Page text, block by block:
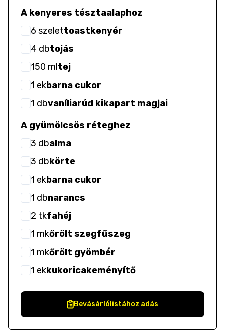
A kenyeres tésztaalaphoz
6 szelettoastkenyér
4 dbtojás
150 mltej
1 ekbarna cukor
1 dbvaníliarúd kikapart magjai
A gyümölcsös réteghez
3 dbalma
3 dbkörte
1 ekbarna cukor
1 dbnarancs
2 tkfahéj
1 mkőrölt szegfűszeg
1 mkőrölt gyömbér
1 ekkukoricakeményítő
Bevásárlólistához adás